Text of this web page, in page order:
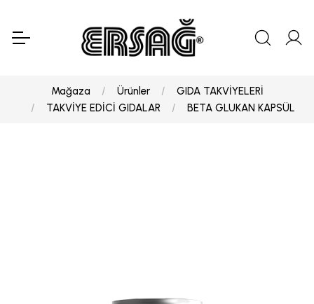
Mağaza Ürünler
GIDA TAKVİYELERİ
TAKVİYE EDİCİ GIDALAR
BETA GLUKAN KAPSÜL